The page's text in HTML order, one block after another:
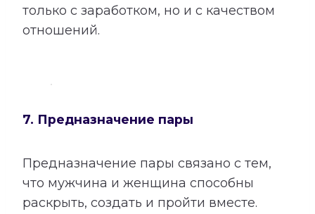
только с заработком, но и с качеством
отношений.
7. Предназначение пары
Предназначение пары связано с тем,
что мужчина и женщина способны
раскрыть, создать и пройти вместе.